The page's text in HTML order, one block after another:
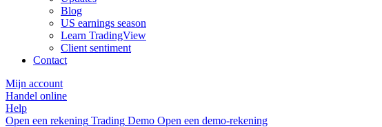
Blog
US earnings season
Learn TradingView
Client sentiment
Contact
Mijn account
Handel online
Help
Open een rekening Trading Demo Open een demo-rekening